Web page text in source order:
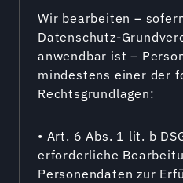
Wir bearbeiten –
Datenschutz-
anwendbar ist –
mindestens einer der
Rechtsgrundlagen:
• Art. 6 Abs. 1 lit. b
erforderliche
Personendaten zur